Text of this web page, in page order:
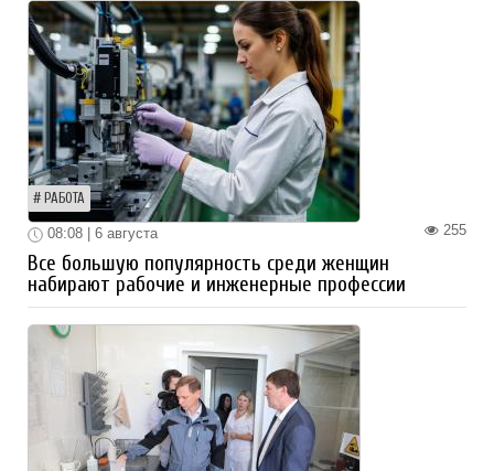
РАБОТА
255
08:08 | 6 августа
Все большую популярность среди женщин
набирают рабочие и инженерные профессии